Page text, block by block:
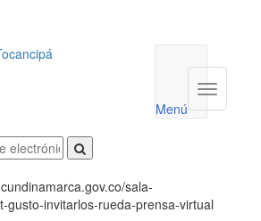
utilidades
Menú
Menú
sala-
gusto-invitarlos-rueda-prensa-virtual